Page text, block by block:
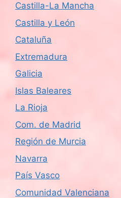
Castilla-La Mancha
Castilla y León
Cataluña
Extremadura
Galicia
Islas Baleares
La Rioja
Com. de Madrid
Región de Murcia
Navarra
País Vasco
Comunidad Valenciana